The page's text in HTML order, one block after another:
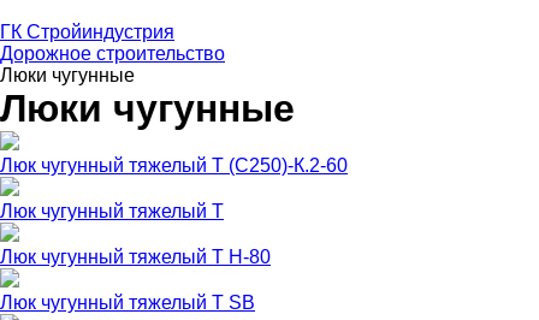
ГК Стройиндустрия
Дорожное строительство
Люки чугунные
Люки чугунные
Люк чугунный тяжелый Т (С250)-К.2-60
Люк чугунный тяжелый Т
Люк чугунный тяжелый Т H-80
Люк чугунный тяжелый Т SB